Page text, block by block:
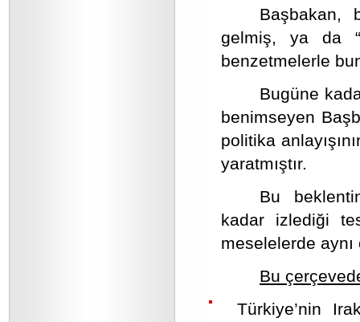
Başbakan,
gelmiş, ya da
benzetmelerle
Bugüne
benimseyen
politika
yaratmıştır.
Bu
kadar izlediği
meselelerde aynı
Bu
Türkiye’nin